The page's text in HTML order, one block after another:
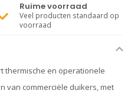
Ruime voorraad
Veel producten standaard op
voorraad
thermische en operationele
van commerciële duikers, met